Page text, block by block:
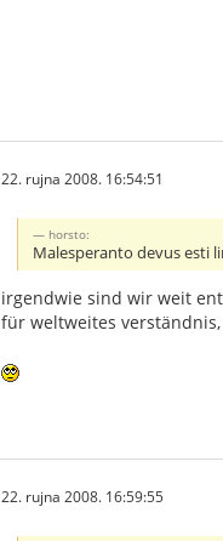
22. rujna 2008. 16:54:51
horsto:
Malesperanto devus esti
irgendwie sind wir weit
für weltweites
22. rujna 2008. 16:59:55